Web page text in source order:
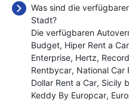
Was sind die
Stadt?
Die verfügbaren
Budget Hiper Rent a Car
Enterprise Hertz
Rentbycar National Car
Dollar Rent a Car Sicily
Keddy By Europcar